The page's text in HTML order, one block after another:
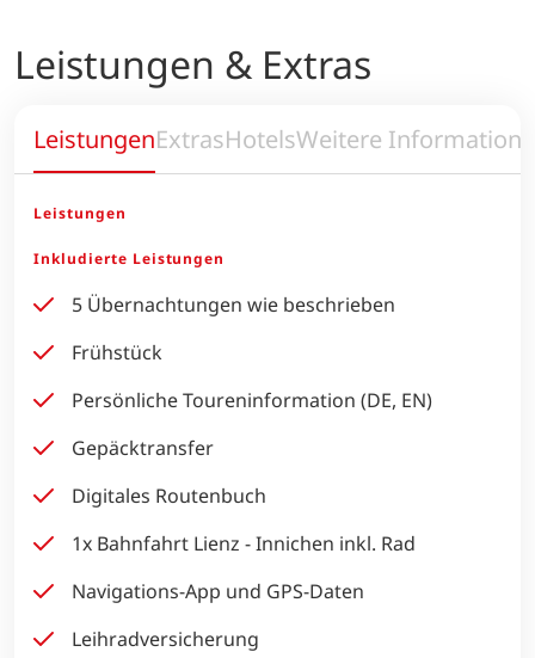
Leistungen & Extras
LeistungenExtrasHotelsWeitere
Leistungen
Inkludierte Leistungen
5 Übernachtungen wie beschrieben
Frühstück
Persönliche Toureninformation (DE, EN)
Gepäcktransfer
Digitales Routenbuch
1x Bahnfahrt Lienz - Innichen inkl. Rad
Navigations-App und GPS-Daten
Leihradversicherung